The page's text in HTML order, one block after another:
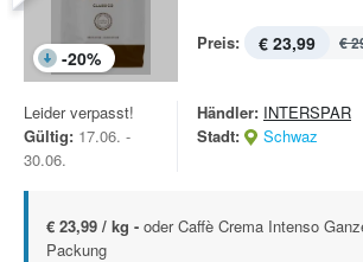
-20%
Preis: € 23,99 €
Leider verpasst!
Gültig: 17.06. -
30.06.
Händler: INTERSPAR
Stadt:
Schwaz
€ 23,99 / kg - oder Caffè Crema Intenso
Packung